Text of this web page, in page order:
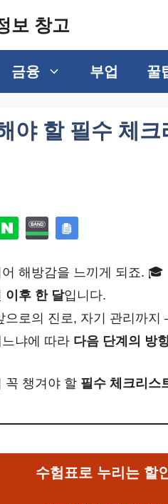
보 창고
금융 부업 꿀
야 할 필수 체
해방감을 느끼게 되죠. 🎓
이후 한 달입니다.
으로의 진로, 자기 관리까
냐에 따라 다음 단계의 방
꼭 챙겨야 할 필수 체크리스
수험표로 누리는 할